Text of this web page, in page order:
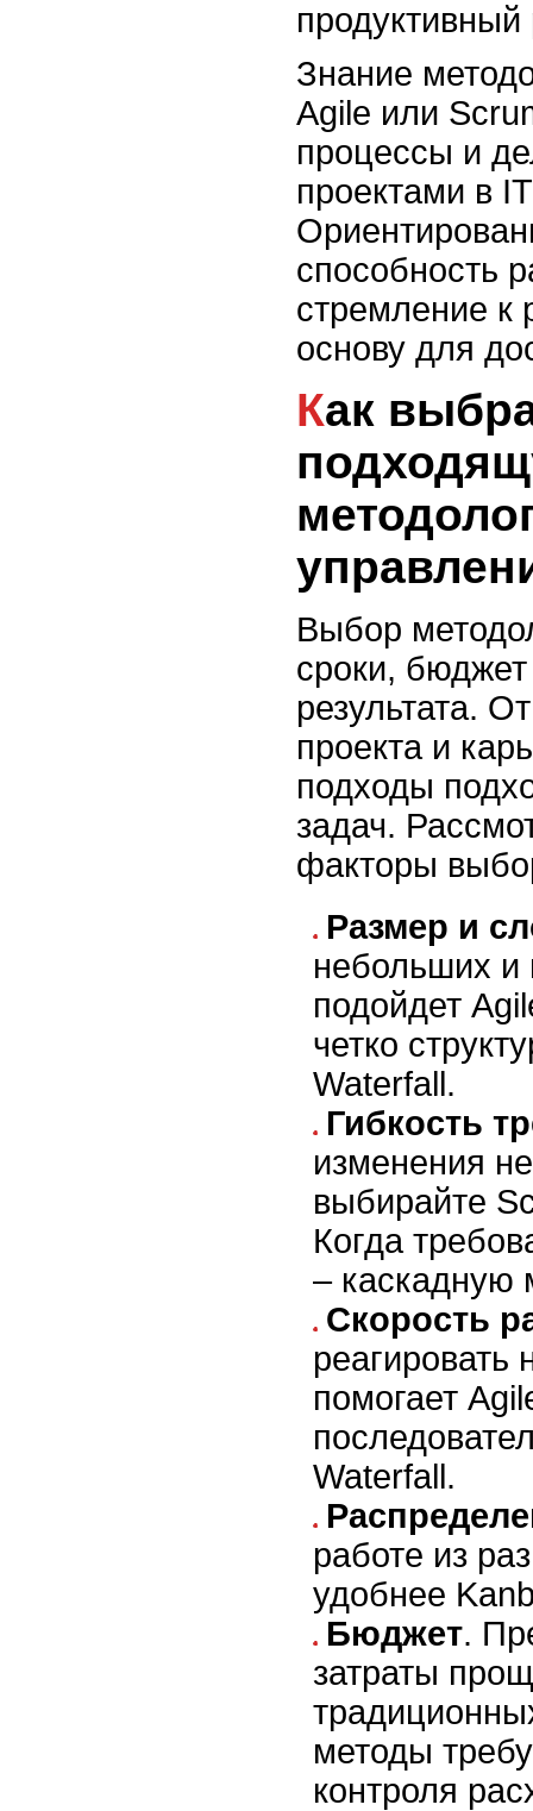
Знание
Agile или
процессы и
проектами в
способность
стремление к
основу для
Как выбрать
Выбор
сроки, бюджет
результата.
проекта и
подходы
задач.
факторы
Размер и
небольших и
подойдет
четко
Waterfall.
Гибкость
изменения
выбирайте
Когда
– каскадную
Скорость
реагировать
помогает
Waterfall.
работе из
удобнее
Бюджет.
затраты
методы
контроля